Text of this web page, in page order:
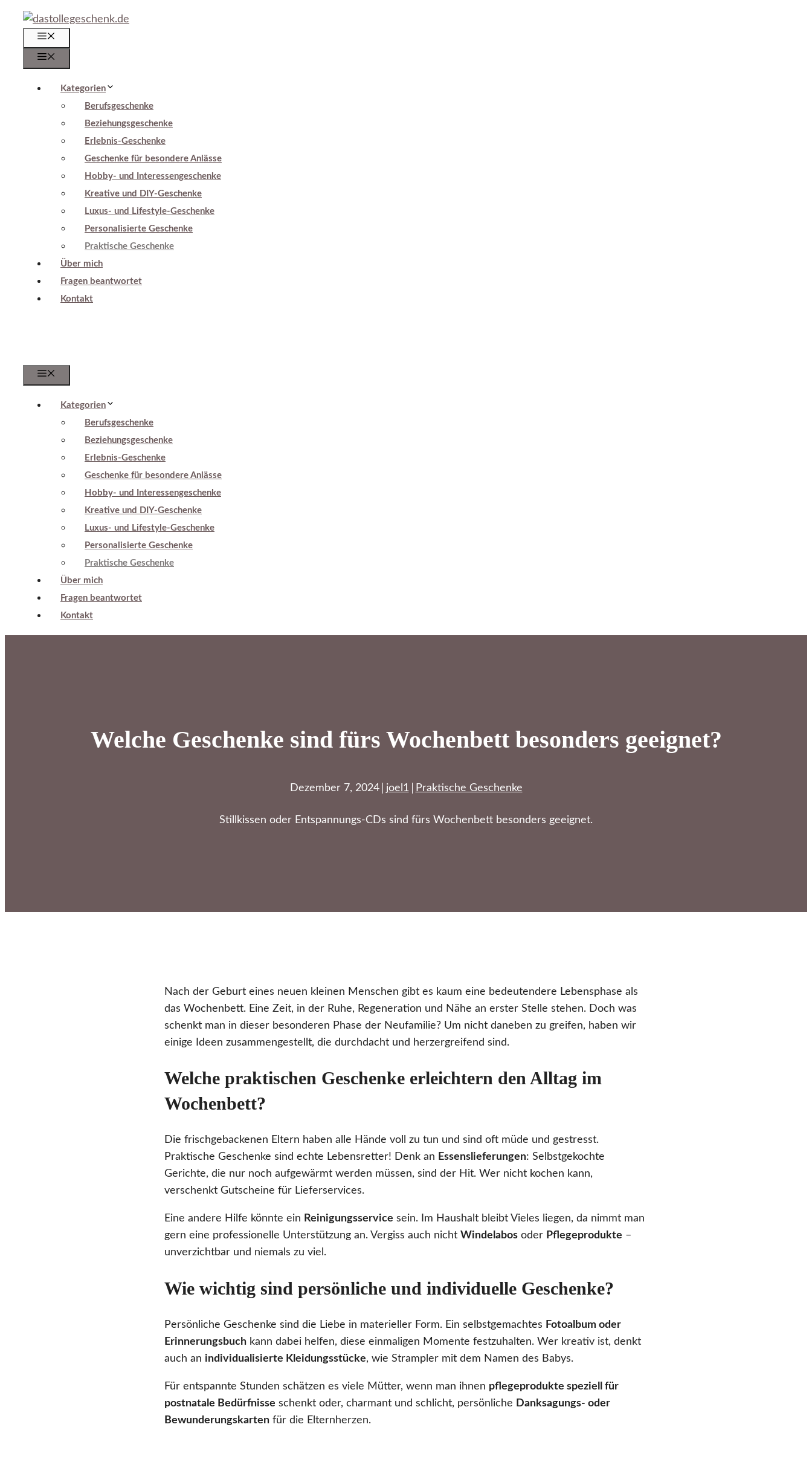
Zum
Inhalt
springen
Kategorien
Berufsgeschenke
Beziehungsgeschenke
Erlebnis-Geschenke
Geschenke für besondere Anlässe
Hobby- und Interessengeschenke
Kreative und DIY-Geschenke
Luxus- und Lifestyle-Geschenke
Personalisierte Geschenke
Praktische Geschenke
Über mich
Fragen beantwortet
Kontakt
Kategorien
Berufsgeschenke
Beziehungsgeschenke
Erlebnis-Geschenke
Geschenke für besondere Anlässe
Hobby- und Interessengeschenke
Kreative und DIY-Geschenke
Luxus- und Lifestyle-Geschenke
Personalisierte Geschenke
Praktische Geschenke
Über mich
Fragen beantwortet
Kontakt
Welche Geschenke sind fürs Wochenbett besonders geeignet?
Dezember 7, 2024 joel1 Praktische Geschenke
Stillkissen oder Entspannungs-CDs sind fürs Wochenbett besonders geeignet.
Nach der Geburt eines neuen kleinen Menschen gibt es kaum eine bedeutendere Lebensphase als
das Wochenbett. Eine Zeit, in der Ruhe, Regeneration und Nähe an erster Stelle stehen. Doch was
schenkt man in dieser besonderen Phase der Neufamilie? Um nicht daneben zu greifen, haben wir
einige Ideen zusammengestellt, die durchdacht und herzergreifend sind.
Welche praktischen Geschenke erleichtern den Alltag im
Wochenbett?
Die frischgebackenen Eltern haben alle Hände voll zu tun und sind oft müde und gestresst.
Praktische Geschenke sind echte Lebensretter! Denk an Essenslieferungen: Selbstgekochte
Gerichte, die nur noch aufgewärmt werden müssen, sind der Hit. Wer nicht kochen kann,
verschenkt Gutscheine für Lieferservices.
Eine andere Hilfe könnte ein Reinigungsservice sein. Im Haushalt bleibt Vieles liegen, da nimmt man
gern eine professionelle Unterstützung an. Vergiss auch nicht Windelabos oder Pflegeprodukte –
unverzichtbar und niemals zu viel.
Wie wichtig sind persönliche und individuelle Geschenke?
Persönliche Geschenke sind die Liebe in materieller Form. Ein selbstgemachtes Fotoalbum oder
Erinnerungsbuch kann dabei helfen, diese einmaligen Momente festzuhalten. Wer kreativ ist, denkt
auch an individualisierte Kleidungsstücke, wie Strampler mit dem Namen des Babys.
Für entspannte Stunden schätzen es viele Mütter, wenn man ihnen pflegeprodukte speziell für
postnatale Bedürfnisse schenkt oder, charmant und schlicht, persönliche Danksagungs- oder
Bewunderungskarten für die Elternherzen.